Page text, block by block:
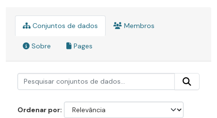
Conjuntos de dados Membros
Sobre Pages
Ordenar por